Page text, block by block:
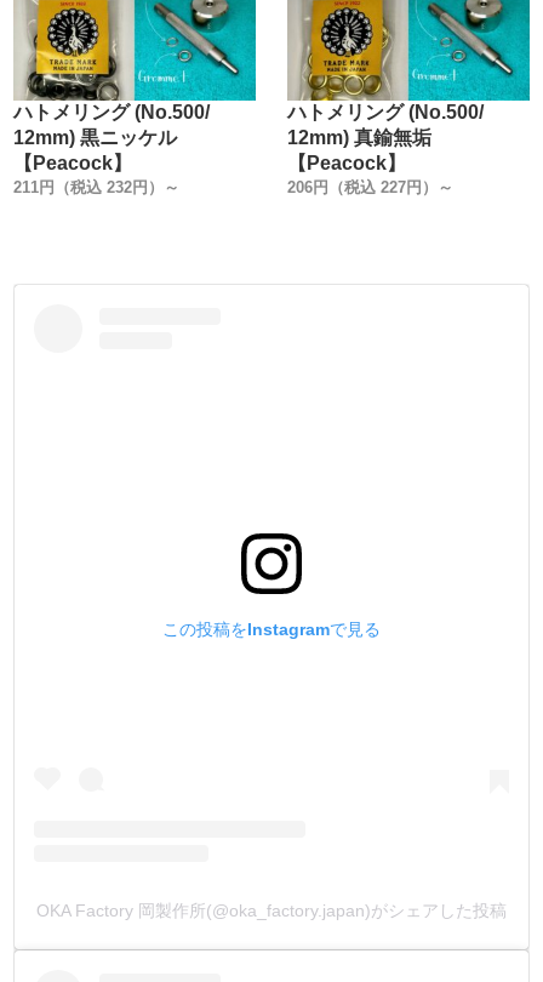
ハトメリング (No.500/
12mm) 黒ニッケル
【Peacock】
211円（税込 232円）～
ハトメリング (No.500/
12mm) 真鍮無垢
【Peacock】
206円（税込 227円）～
この投稿をInstagramで見る
OKA Factory 岡製作所(@oka_factory.japan)がシェアした投稿